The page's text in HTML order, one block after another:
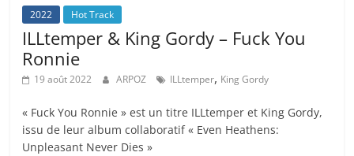
2022 Hot Track
ILLtemper & King Gordy – Fuck You
Ronnie
19 août 2022 ARPOZ ILLtemper, King Gordy
« Fuck You Ronnie » est un titre ILLtemper et King Gordy,
issu de leur album collaboratif « Even Heathens:
Unpleasant Never Dies »